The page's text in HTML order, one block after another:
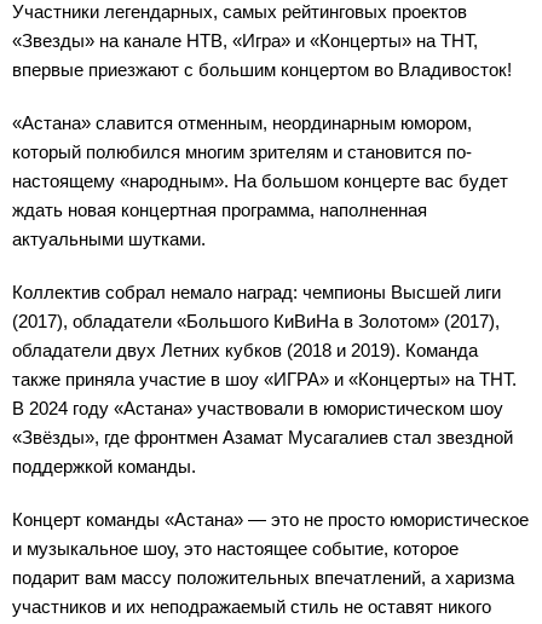
Участники легендарных, самых рейтинговых проектов
«Звезды» на канале НТВ, «Игра» и «Концерты» на ТНТ,
впервые приезжают с большим концертом во Владивосток!
«Астана» славится отменным, неординарным юмором,
который полюбился многим зрителям и становится по-
настоящему «народным». На большом концерте вас будет
ждать новая концертная программа, наполненная
актуальными шутками.
Коллектив собрал немало наград: чемпионы Высшей лиги
(2017), обладатели «Большого КиВиНа в Золотом» (2017),
обладатели двух Летних кубков (2018 и 2019). Команда
также приняла участие в шоу «ИГРА» и «Концерты» на ТНТ.
В 2024 году «Астана» участвовали в юмористическом шоу
«Звёзды», где фронтмен Азамат Мусагалиев стал звездной
поддержкой команды.
Концерт команды «Астана» — это не просто юмористическое
и музыкальное шоу, это настоящее событие, которое
подарит вам массу положительных впечатлений, а харизма
участников и их неподражаемый стиль не оставят никого